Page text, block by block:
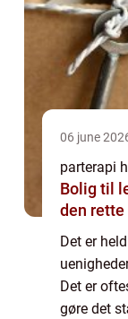
06 june
parterapi
Bolig til
den
Det er
Det er
gøre det